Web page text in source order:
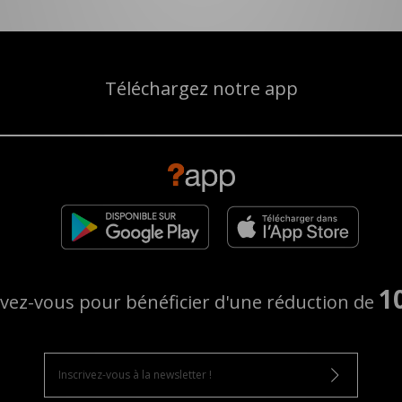
Téléchargez notre app
vous pour bénéficier d'une réduction de